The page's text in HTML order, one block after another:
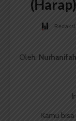
Redaksi
Oleh: Nurhanifah
Kamu